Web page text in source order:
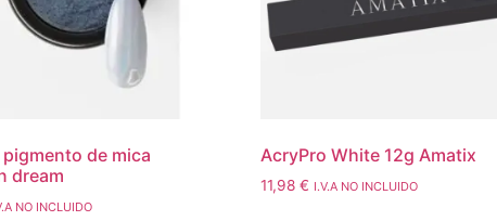
de mica
dream
NO INCLUIDO
AcryPro White 12g Amatix
11,98€ I.V.A NO INCLUIDO